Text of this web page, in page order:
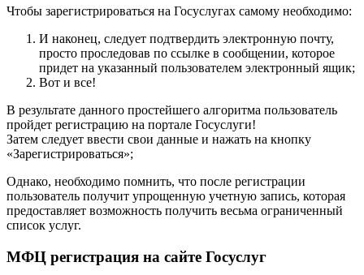
Чтобы зарегистрироваться на Госуслугах самому необходимо:
И наконец, следует подтвердить электронную почту,
просто проследовав по ссылке в сообщении, которое
придет на указанный пользователем электронный ящик;
Вот и все!
В результате данного простейшего алгоритма пользователь
пройдет регистрацию на портале Госуслуги!
Затем следует ввести свои данные и нажать на кнопку
«Зарегистрироваться»;
Однако, необходимо помнить, что после регистрации
пользователь получит упрощенную учетную запись, которая
предоставляет возможность получить весьма ограниченный
список услуг.
МФЦ регистрация на сайте Госуслуг